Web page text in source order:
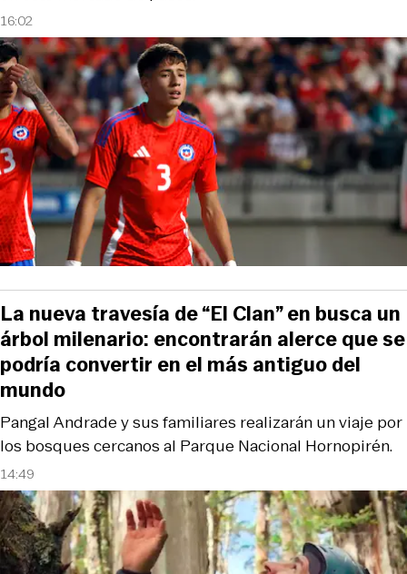
16:02
14:49
Pangal Andrade y sus familiares realizarán un viaje por
los bosques cercanos al Parque Nacional Hornopirén.
La nueva travesía de “El Clan” en busca un
árbol milenario: encontrarán alerce que se
podría convertir en el más antiguo del
mundo